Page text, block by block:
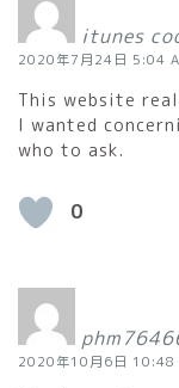
itunes
2020年7月24日 5:04
This website
I wanted
who to ask.
0
2020年10月6日 10:48